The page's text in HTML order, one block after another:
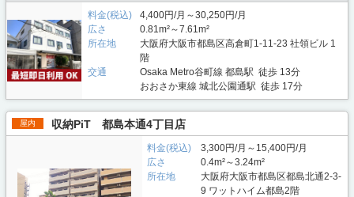
料金(税込)
4,400円/月～30,250円/月
広さ
0.81m²～7.61m²
所在地
大阪府大阪市都島区高倉町1-11-23 社領ビル 1
階
交通
Osaka Metro谷町線 都島駅 徒歩 13分
おおさか東線 城北公園通駅 徒歩 17分
屋内 収納PiT 都島本通4丁目店
料金(税込)
3,300円/月～15,400円/月
広さ
0.4m²～3.24m²
所在地
大阪府大阪市都島区都島北通2-3-
9 ワットハイム都島2階